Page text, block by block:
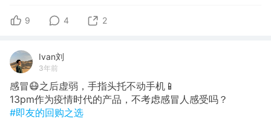
9 4 2
Ivan刘
3年前
感冒😷之后虚弱，手指头托不动手机📱
13pm作为疫情时代的产品，不考虑感冒人感受吗？
#即友的回购之选